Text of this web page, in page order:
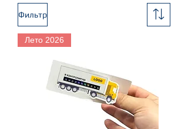
Фильтр
Лето 2026